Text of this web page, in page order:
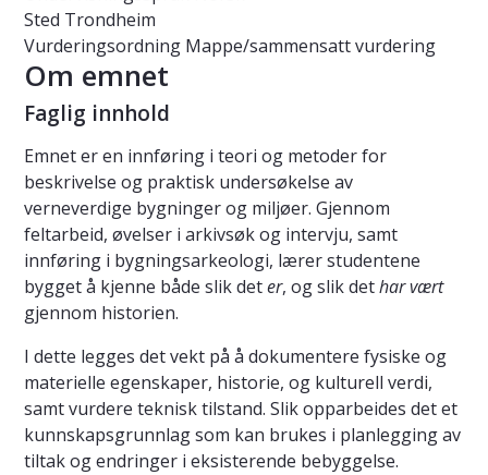
Sted Trondheim
Vurderingsordning Mappe/sammensatt vurdering
Om emnet
Faglig innhold
Emnet er en innføring i teori og metoder for
beskrivelse og praktisk undersøkelse av
verneverdige bygninger og miljøer. Gjennom
feltarbeid, øvelser i arkivsøk og intervju, samt
innføring i bygningsarkeologi, lærer studentene
bygget å kjenne både slik deter, og slik dethar vært
gjennom historien.
I dette legges det vekt på å dokumentere fysiske og
materielle egenskaper, historie, og kulturell verdi,
samt vurdere teknisk tilstand. Slik opparbeides det et
kunnskapsgrunnlag som kan brukes i planlegging av
tiltak og endringer i eksisterende bebyggelse.